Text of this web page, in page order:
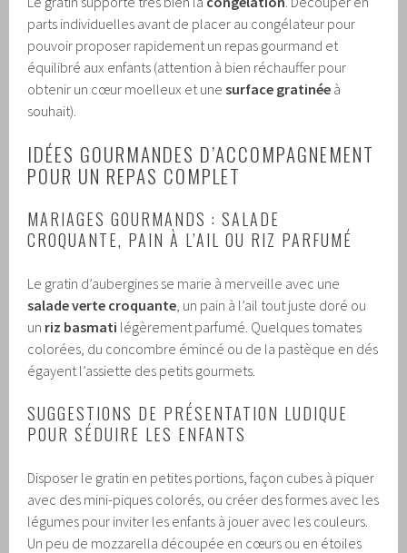
parts individuelles avant de placer au congélateur pour
pouvoir proposer rapidement un repas gourmand et
équilibré aux enfants (attention à bien réchauffer pour
obtenir un cœur moelleux et unesurface gratinée à
souhait).
IDÉES GOURMANDES D’ACCOMPAGNEMENT
POUR UN REPAS COMPLET
MARIAGES GOURMANDS : SALADE
CROQUANTE, PAIN À L’AIL OU RIZ PARFUMÉ
Le gratin d’aubergines se marie à merveille avec une
salade verte croquante , un pain à l’ail tout juste doré ou
un riz basmati légèrement parfumé. Quelques tomates
colorées, du concombre émincé ou de la pastèque en dés
égayent l’assiette des petits gourmets.
SUGGESTIONS DE PRÉSENTATION LUDIQUE
POUR SÉDUIRE LES ENFANTS
Disposer le gratin en petites portions, façon cubes à piquer
avec des mini-piques colorés, ou créer des formes avec les
légumes pour inviter les enfants à jouer avec les couleurs.
Un peu de mozzarella découpée en cœurs ou en étoiles